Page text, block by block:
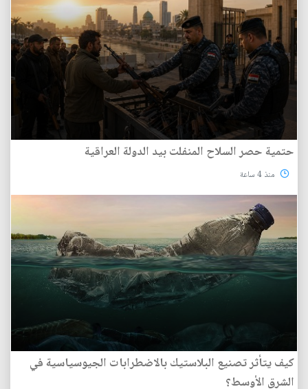
حتمية حصر السلاح المنفلت بيد الدولة العراقية
منذ 4 ساعة
كيف يتأثر تصنيع البلاستيك بالاضطرابات الجيوسياسية في
الشرق الأوسط؟